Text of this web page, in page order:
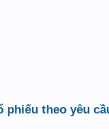
phiếu theo yêu